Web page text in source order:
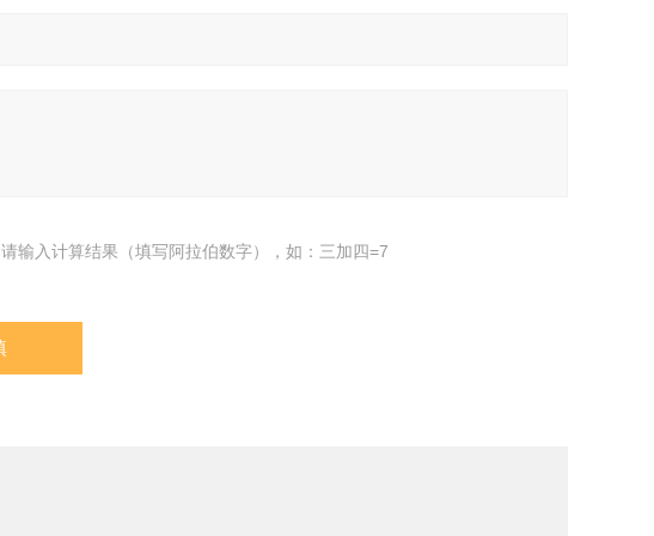
请输入计算结果（填写阿拉伯数字），如：三加四=7